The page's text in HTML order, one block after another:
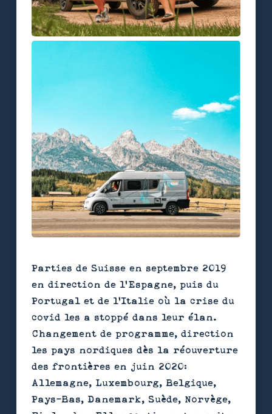
Parties de Suisse en septembre 2019
en direction de l’Espagne, puis du
Portugal et de l'Italie où la crise du
covid les a stoppé dans leur élan.
Changement de programme, direction
les pays nordiques dès la réouverture
des frontières en juin 2020:
Allemagne, Luxembourg, Belgique,
Pays-Bas, Danemark, Suède, Norvège,